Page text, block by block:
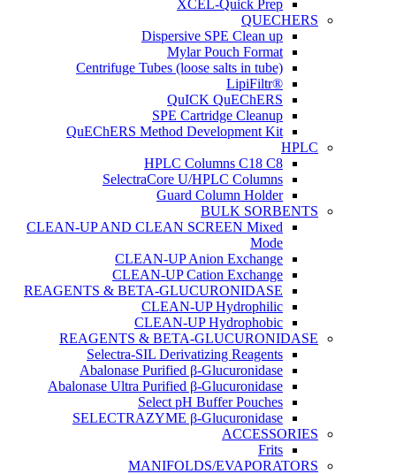
XCEL-Quick Prep
QUECHERS
Dispersive SPE Clean up
Mylar Pouch Format
Centrifuge Tubes (loose salts in tube)
®LipiFiltr
QuICK QuEChERS
SPE Cartridge Cleanup
QuEChERS Method Development Kit
HPLC
HPLC Columns C18 C8
SelectraCore U/HPLC Columns
Guard Column Holder
BULK SORBENTS
CLEAN-UP AND CLEAN SCREEN Mixed
Mode
CLEAN-UP Anion Exchange
CLEAN-UP Cation Exchange
REAGENTS & BETA-GLUCURONIDASE
CLEAN-UP Hydrophilic
CLEAN-UP Hydrophobic
REAGENTS & BETA-GLUCURONIDASE
Selectra-SIL Derivatizing Reagents
Abalonase Purified β-Glucuronidase
Abalonase Ultra Purified β-Glucuronidase
Select pH Buffer Pouches
SELECTRAZYME β-Glucuronidase
ACCESSORIES
Frits
MANIFOLDS/EVAPORATORS